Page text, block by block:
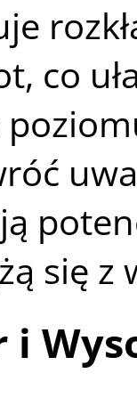
co
się z
i